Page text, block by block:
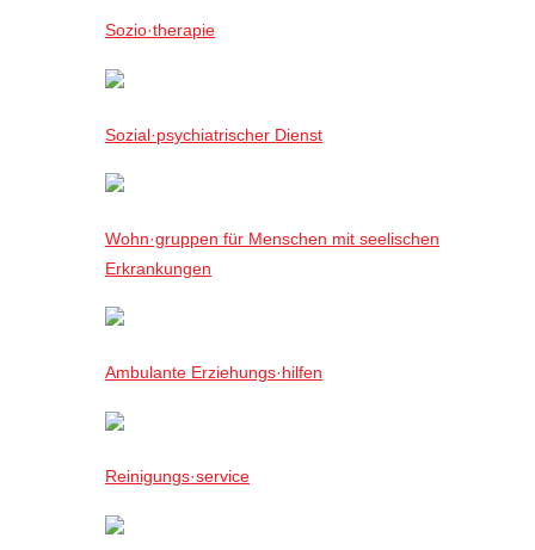
Sozio·therapie
Sozial·psychiatrischer Dienst
Wohn·gruppen für Menschen mit seelischen
Erkrankungen
Ambulante Erziehungs·hilfen
Reinigungs·service